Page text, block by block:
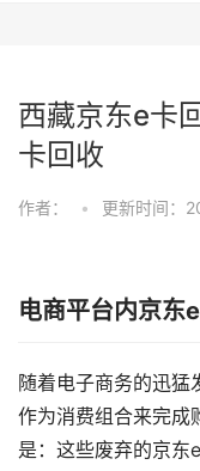
西藏京东e卡
卡回收
作者： • 更新时间：
电商平台内京东
随着电子商务的迅猛
作为消费组合来完成
是：这些废弃的京东